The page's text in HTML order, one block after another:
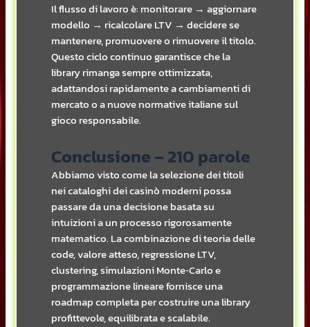
Il flusso di lavoro è: monitorare → aggiornare
modello → ricalcolare LTV → decidere se
mantenere, promuovere o rimuovere il titolo.
Questo ciclo continuo garantisce che la
library rimanga sempre ottimizzata,
adattandosi rapidamente a cambiamenti di
mercato o a nuove normative italiane sul
gioco responsabile.
Conclusione – 210 parole
Abbiamo visto come la selezione dei titoli
nei cataloghi dei casinò moderni possa
passare da una decisione basata su
intuizioni a un processo rigorosamente
matematico. La combinazione di teoria delle
code, valore atteso, regressione LTV,
clustering, simulazioni Monte‑Carlo e
programmazione lineare fornisce una
roadmap completa per costruire una library
profittevole, equilibrata e scalabile.